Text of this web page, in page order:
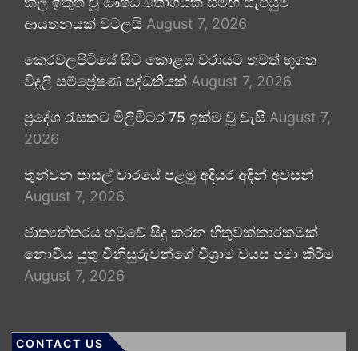
ආයතනයක් වටලයි August 7, 2026
කෙරවලපිටියේ සිට කොළඹ වරායට තවත් භූගත
විදුලි සම්ප්‍රේෂණ පද්ධතියක් August 7, 2026
ප්‍රදේශ රැසකට මිලිමීටර 75 ඉක්ම වූ වැසි August 7,
2026
තුන්වන පාසල් වාරයේ පළමු අදියර අදින් අවසන්
August 7, 2026
ජාත්‍යන්තරය හමුවේ සිදු කරන හිතුවක්කාරකමක්
නොවිය යුතු විනිසුරුවන්ගේ විශ්‍රාම වයස පමා කිරීම
August 7, 2026
CONTACT US